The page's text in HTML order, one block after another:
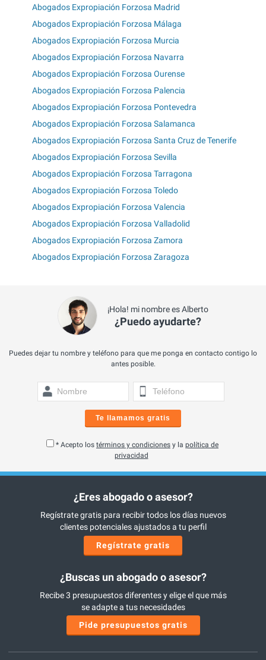
Abogados Expropiación Forzosa Madrid
Abogados Expropiación Forzosa Málaga
Abogados Expropiación Forzosa Murcia
Abogados Expropiación Forzosa Navarra
Abogados Expropiación Forzosa Ourense
Abogados Expropiación Forzosa Palencia
Abogados Expropiación Forzosa Pontevedra
Abogados Expropiación Forzosa Salamanca
Abogados Expropiación Forzosa Santa Cruz de Tenerife
Abogados Expropiación Forzosa Sevilla
Abogados Expropiación Forzosa Tarragona
Abogados Expropiación Forzosa Toledo
Abogados Expropiación Forzosa Valencia
Abogados Expropiación Forzosa Valladolid
Abogados Expropiación Forzosa Zamora
Abogados Expropiación Forzosa Zaragoza
¡Hola! mi nombre es Alberto
¿Puedo ayudarte?
Puedes dejar tu nombre y teléfono para que me ponga en contacto contigo lo
antes posible.
Te llamamos gratis
* Acepto los términos y condiciones y la política de
privacidad
¿Eres abogado o asesor?
Regístrate gratis para recibir todos los días nuevos
clientes potenciales ajustados a tu perfil
Regístrate gratis
¿Buscas un abogado o asesor?
Recibe 3 presupuestos diferentes y elige el que más
se adapte a tus necesidades
Pide presupuestos gratis